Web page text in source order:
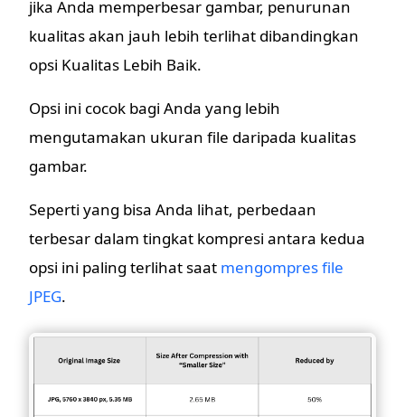
jika Anda memperbesar gambar, penurunan
kualitas akan jauh lebih terlihat dibandingkan
opsi Kualitas Lebih Baik.
Opsi ini cocok bagi Anda yang lebih
mengutamakan ukuran file daripada kualitas
gambar.
Seperti yang bisa Anda lihat, perbedaan
terbesar dalam tingkat kompresi antara kedua
opsi ini paling terlihat saat mengompres file
JPEG.